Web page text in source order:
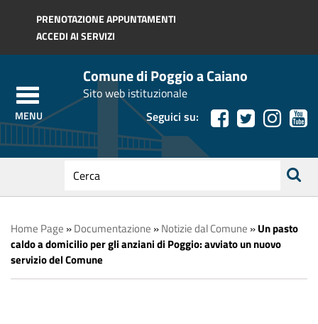
Regione Toscana
PRENOTAZIONE APPUNTAMENTI
ACCEDI AI SERVIZI
Comune di Poggio a Caiano
Sito web istituzionale
Seguici su:
testo
da
cercare
ricerca
Home Page »Documentazione »Notizie dal Comune »Un pasto
caldo a domicilio per gli anziani di Poggio: avviato un nuovo
servizio del Comune